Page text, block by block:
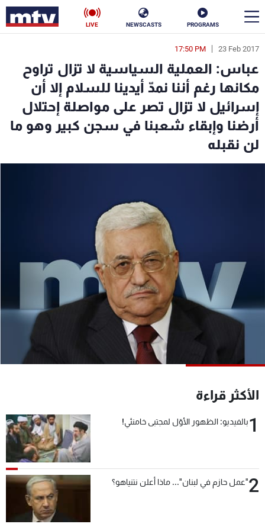
PROGRAMS
NEWSCASTS
LIVE
23 Feb 2017
17:50 PM
عباس: العملية السياسية لا تزال تراوح
مكانها رغم أننا نمدّ أيدينا للسلام إلا أن
إسرائيل لا تزال تصر على مواصلة إحتلال
أرضنا وإبقاء شعبنا في سجن كبير وهو ما
لن نقبله
الأكثر قراءة
1بالفيديو: الظهور الأوّل لمجتبى خامنئي!
2"عمل حازم في لبنان"... ماذا أعلن نتنياهو؟
en
الأخبار
سياسة ناس
إقتصاد فن
منوعات رياضة
جدول البرامج
شاهد البرامج
الترددات
وظائف
تواصل معنا
شروط الإسـتخدام